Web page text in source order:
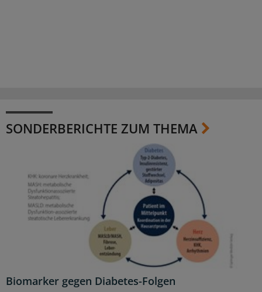
SONDERBERICHTE ZUM THEMA
Biomarker gegen Diabetes-Folgen